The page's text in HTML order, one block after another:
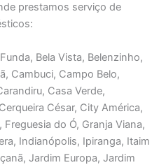
prestamos serviço de
Bela Vista, Belenzinho,
Cambuci, Campo Belo,
Casa Verde,
César, City América,
do Ó, Granja Viana,
Indianópolis, Ipiranga, Itaim
Jardim Europa, Jardim